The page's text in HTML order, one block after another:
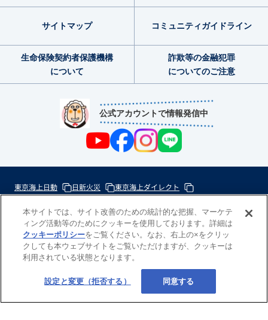
公式アカウントで情報発信中
サイトマップ コミュニティガイドライン
生命保険契約者保護機構
について
詐欺等の金融犯罪
についてのご注意
東京海上日動 日新火災
東京海上ダイレクト
東京海上ミレア少額短期
次
の
一
東
上
Copyright(c) 東京海上日動あんしん生命
本サイトでは、サイト改善のための統計的な把握、マーケテ
ィング活動等のためにクッキーを使用しております。詳細は
クッキーポリシーをご覧ください。なお、右上の×をクリッ
クしても本ウェブサイトをご覧いただけますが、クッキーは
利用されている状態となります。
設定と変更（拒否する） 同意する